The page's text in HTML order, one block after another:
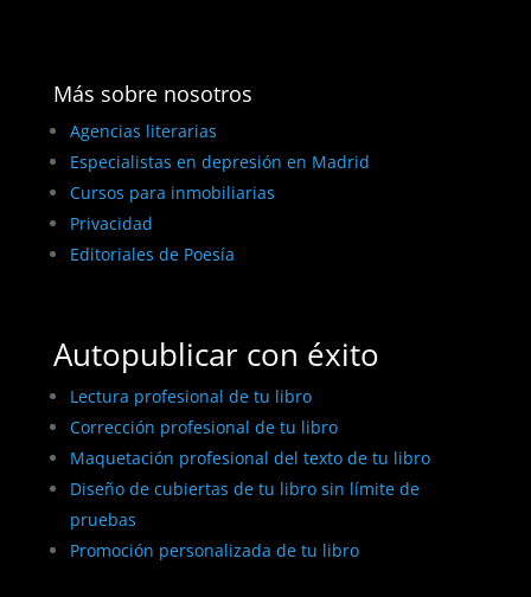
Más sobre nosotros
Agencias literarias
Especialistas en depresión en Madrid
Cursos para inmobiliarias
Privacidad
Editoriales de Poesía
Autopublicar con éxito
Lectura profesional de tu libro
Corrección profesional de tu libro
Maquetación profesional del texto de tu libro
Diseño de cubiertas de tu libro sin límite de
pruebas
Promoción personalizada de tu libro